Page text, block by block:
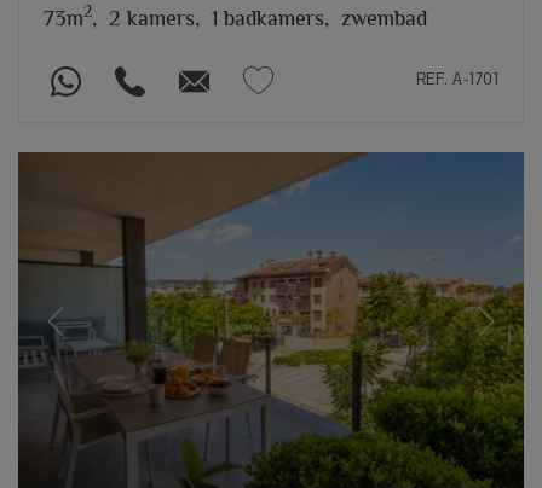
73m2, 2 kamers, 1 badkamers, zwembad
REF. A-1701
Previous Next